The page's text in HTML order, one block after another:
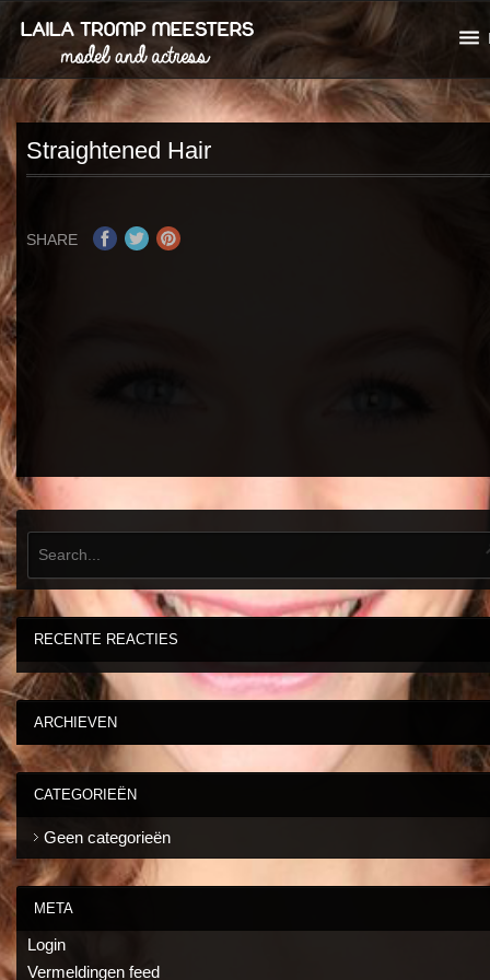
Straightened Hair
SHARE
RECENTE REACTIES
ARCHIEVEN
CATEGORIEËN
Geen categorieën
META
Login
Vermeldingen feed